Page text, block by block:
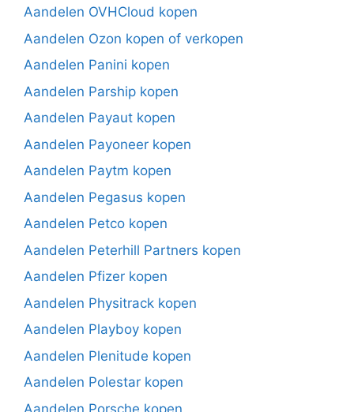
Aandelen OVHCloud kopen
Aandelen Ozon kopen of verkopen
Aandelen Panini kopen
Aandelen Parship kopen
Aandelen Payaut kopen
Aandelen Payoneer kopen
Aandelen Paytm kopen
Aandelen Pegasus kopen
Aandelen Petco kopen
Aandelen Peterhill Partners kopen
Aandelen Pfizer kopen
Aandelen Physitrack kopen
Aandelen Playboy kopen
Aandelen Plenitude kopen
Aandelen Polestar kopen
Aandelen Porsche kopen